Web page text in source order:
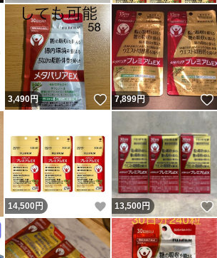
いいね！
3,490円 いいね！
7,899円
いいね！
14,500 円 いいね！
13,500円